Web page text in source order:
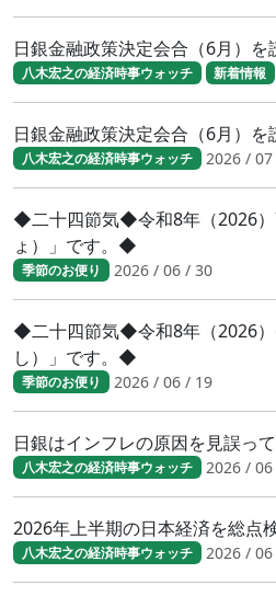
日銀金融政策決定会合（6月）を
八木宏之の経済時事ウォッチ 新着情報
日銀金融政策決定会合（6月）を
八木宏之の経済時事ウォッチ 2026 /
◆二十四節気◆令和8年（2026）
ょ）」です。◆
季節のお便り 2026 / 06 / 30
◆二十四節気◆令和8年（2026
し）」です。◆
季節のお便り 2026 / 06 / 19
日銀はインフレの原因を見誤っ
八木宏之の経済時事ウォッチ 2026 /
2026年上半期の日本経済を総点
八木宏之の経済時事ウォッチ 2026 /